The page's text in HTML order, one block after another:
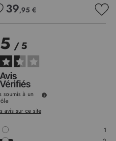
MA
LISTE
39,95 €
/5
soumis à un
avis sur ce site
1